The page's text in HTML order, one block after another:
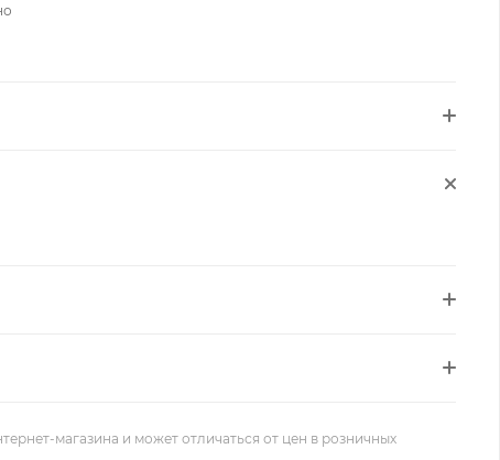
магазина и может отличаться от цен в розничных